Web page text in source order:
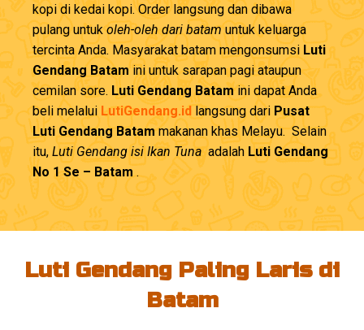
kopi di kedai kopi. Order langsung dan dibawa
pulang untukoleh-oleh dari batamuntuk keluarga
tercinta Anda. Masyarakat batam mengonsumsi Luti
Gendang Batamini untuk sarapan pagi ataupun
cemilan sore. Luti Gendang Batamini dapat Anda
beli melalui LutiGendang.id langsung dari Pusat
Luti Gendang Batammakanan khas Melayu. Selain
itu, Luti Gendang isi Ikan Tunaadalah Luti Gendang
No 1 Se – Batam.
Luti Gendang Paling Laris di
Batam